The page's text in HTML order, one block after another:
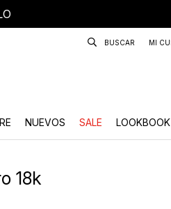
NUEVOS SALE LOOKBOOK
18k